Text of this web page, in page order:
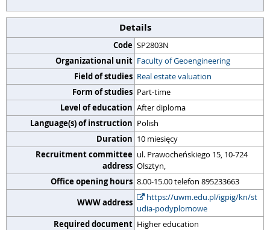
Details
Code SP2803N
Organizational unit Faculty of Geoengineering
Field of studies Real estate valuation
Form of studies Part-time
Level of education After diploma
Language(s) of instruction Polish
Duration 10 miesięcy
Recruitment committee
address
ul. Prawocheńskiego 15, 10-724
Olsztyn,
Office opening hours 8.00-15.00 telefon 895233663
WWW address
https://uwm.edu.pl/igpig/kn/st
udia-podyplomowe
Required document Higher education